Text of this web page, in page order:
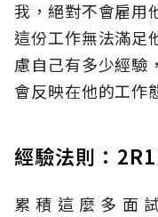
我，絕對不會雇用
這份工作無法滿足
慮自己有多少經驗
會反映在他的工作
經驗法則：
累積這麼多面